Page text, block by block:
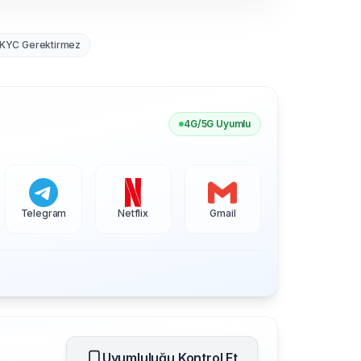
Gerektirmez
4G/5G Uyumlu
Telegram Netflix Gmail